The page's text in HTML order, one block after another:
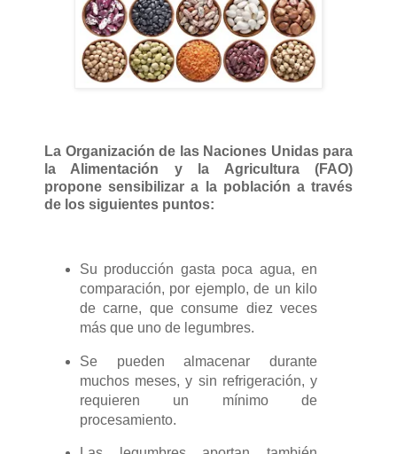
La Organización de las Naciones Unidas para
la Alimentación y la Agricultura (FAO)
propone sensibilizar a la población a través
de los siguientes puntos:
Su producción gasta poca agua, en
comparación, por ejemplo, de un kilo
de carne, que consume diez veces
más que uno de legumbres.
Se pueden almacenar durante
muchos meses, y sin refrigeración, y
requieren un mínimo de
procesamiento.